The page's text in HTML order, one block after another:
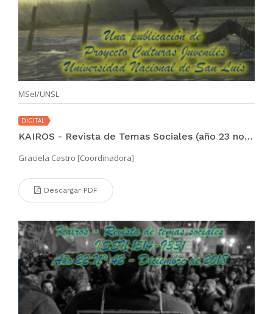
MSeI/UNSL
DIGITAL
KAIROS - Revista de Temas Sociales (año 23 no. 43 jul 2019)
Graciela Castro [Coordinadora]
Descargar PDF